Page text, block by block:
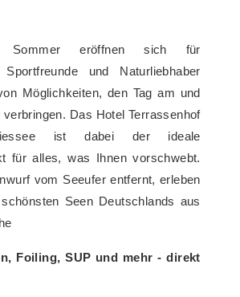
Sommer eröffnen sich für
Sportfreunde und Naturliebhaber
Möglichkeiten, den Tag am und
Das Hotel Terrassenhof
ist dabei der ideale
für alles, was Ihnen vorschwebt.
vom Seeufer entfernt, erleben
Seen Deutschlands aus
Foiling, SUP und mehr - direkt